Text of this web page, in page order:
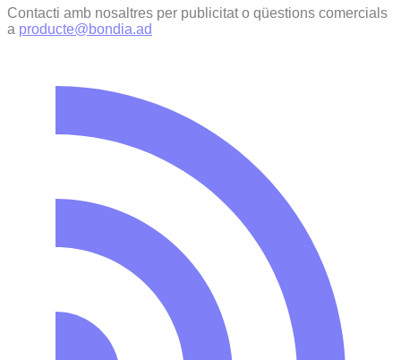
Contacti amb nosaltres per publicitat o qüestions comercials
a producte@bondia.ad